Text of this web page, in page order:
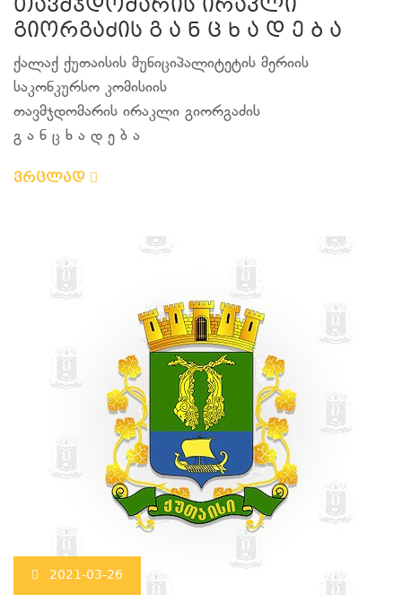
თავმჯდომარის ირაკლი
გიორგაძის გ ა ნ ც ხ ა დ ე ბ ა
ქალაქ ქუთაისის მუნიციპალიტეტის მერიის
საკონკურსო კომისიის
თავმჯდომარის ირაკლი გიორგაძის
გ ა ნ ც ხ ა დ ე ბ ა
ვრცლად
2021-03-26